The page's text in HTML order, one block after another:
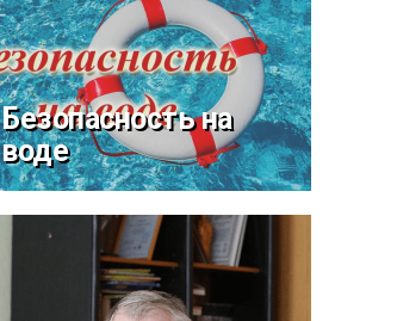
Безопасность на
воде